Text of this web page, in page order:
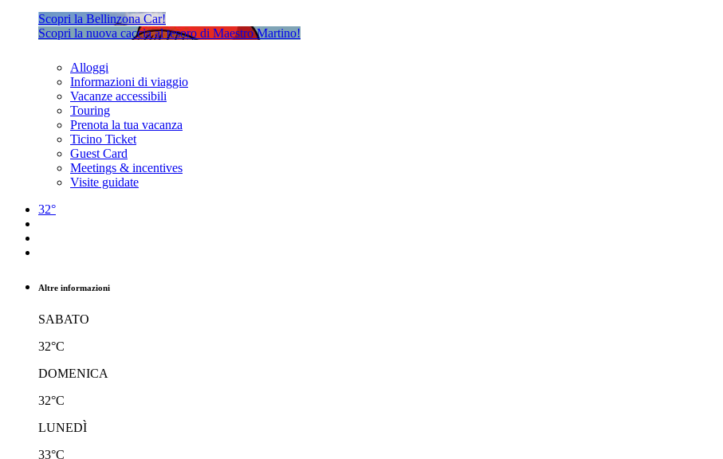
Scopri la Bellinzona Car!
Scopri la nuova caccia al tesoro di Maestro Martino!
Alloggi
Informazioni di viaggio
Vacanze accessibili
Touring
Prenota la tua vacanza
Ticino Ticket
Guest Card
Meetings & incentives
Visite guidate
32°
Altre informazioni
SABATO
32°C
DOMENICA
32°C
LUNEDÌ
33°C